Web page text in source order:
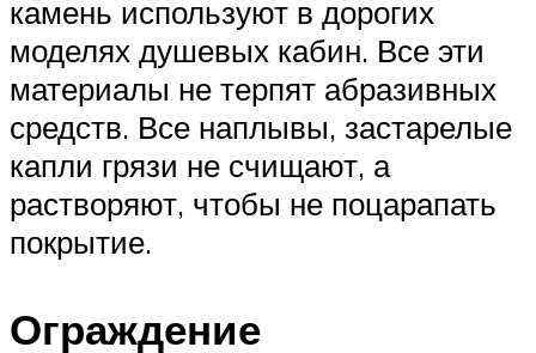
камень используют в дорогих
моделях душевых кабин. Все эти
материалы не терпят абразивных
средств. Все наплывы, застарелые
капли грязи не счищают, а
растворяют, чтобы не поцарапать
покрытие.
Ограждение